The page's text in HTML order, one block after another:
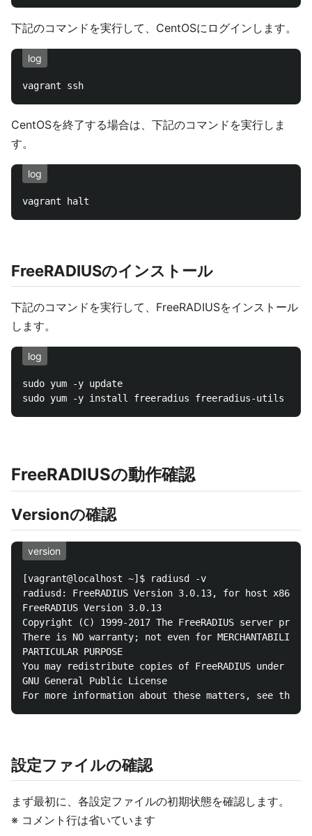
下記のコマンドを実行して、CentOSにログインします。
log
CentOSを終了する場合は、下記のコマンドを実行しま
す。
log
FreeRADIUSのインストール
下記のコマンドを実行して、FreeRADIUSをインストール
します。
log
sudo yum -y update
FreeRADIUSの動作確認
Versionの確認
version
[vagrant@localhost ~]$ radiusd -v
radiusd: FreeRADIUS Version 3.0.13, for host
FreeRADIUS Version 3.0.13
Copyright (C) 1999-2017 The FreeRADIUS server
There is NO warranty; not even for MERCHANTABILITY
PARTICULAR PURPOSE
You may redistribute copies of FreeRADIUS under
GNU General Public License
設定ファイルの確認
まず最初に、各設定ファイルの初期状態を確認します。
※ コメント行は省いています